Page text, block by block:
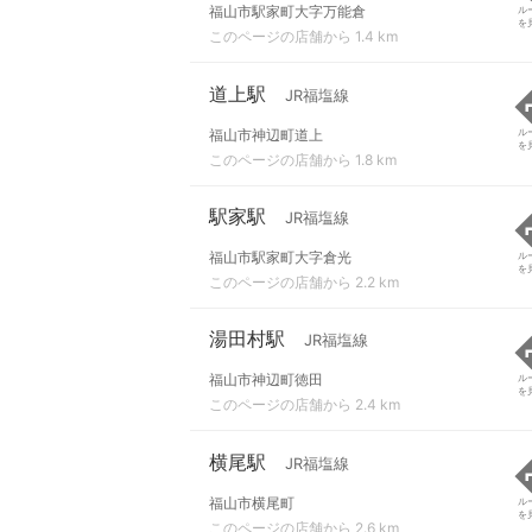
福山市駅家町大字万能倉
このページの店舗から 1.4 km
ル
を
道上駅 JR福塩線
福山市神辺町道上
このページの店舗から 1.8 km
ル
を
駅家駅 JR福塩線
福山市駅家町大字倉光
このページの店舗から 2.2 km
ル
を
湯田村駅 JR福塩線
福山市神辺町徳田
このページの店舗から 2.4 km
ル
を
横尾駅 JR福塩線
福山市横尾町
このページの店舗から 2.6 km
ル
を